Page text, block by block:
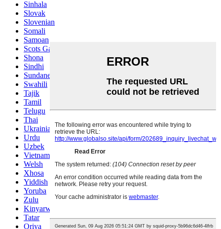
Sinhala
Slovak
Slovenian
Somali
Samoan
Scots Gaelic
Shona
Sindhi
Sundanese
Swahili
Tajik
Tamil
Telugu
Thai
Ukrainian
Urdu
Uzbek
Vietnamese
Welsh
Xhosa
Yiddish
Yoruba
Zulu
Kinyarwanda
Tatar
Oriya